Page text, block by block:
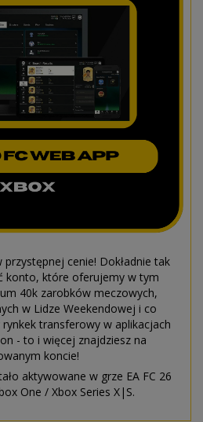
cenie! Dokładnie tak
konto, które oferujemy w tym
40k zarobków meczowych,
w Lidze Weekendowej i co
transferowy w aplikacjach
- to i więcej znajdziesz na
koncie!
aktywowane w grze EA FC 26
One / Xbox Series X|S.